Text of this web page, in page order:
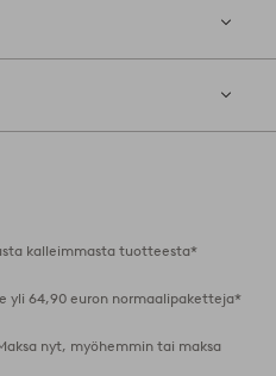
kalleimmasta tuotteesta*
yli 64,90 euron normaalipaketteja*
nyt, myöhemmin tai maksa